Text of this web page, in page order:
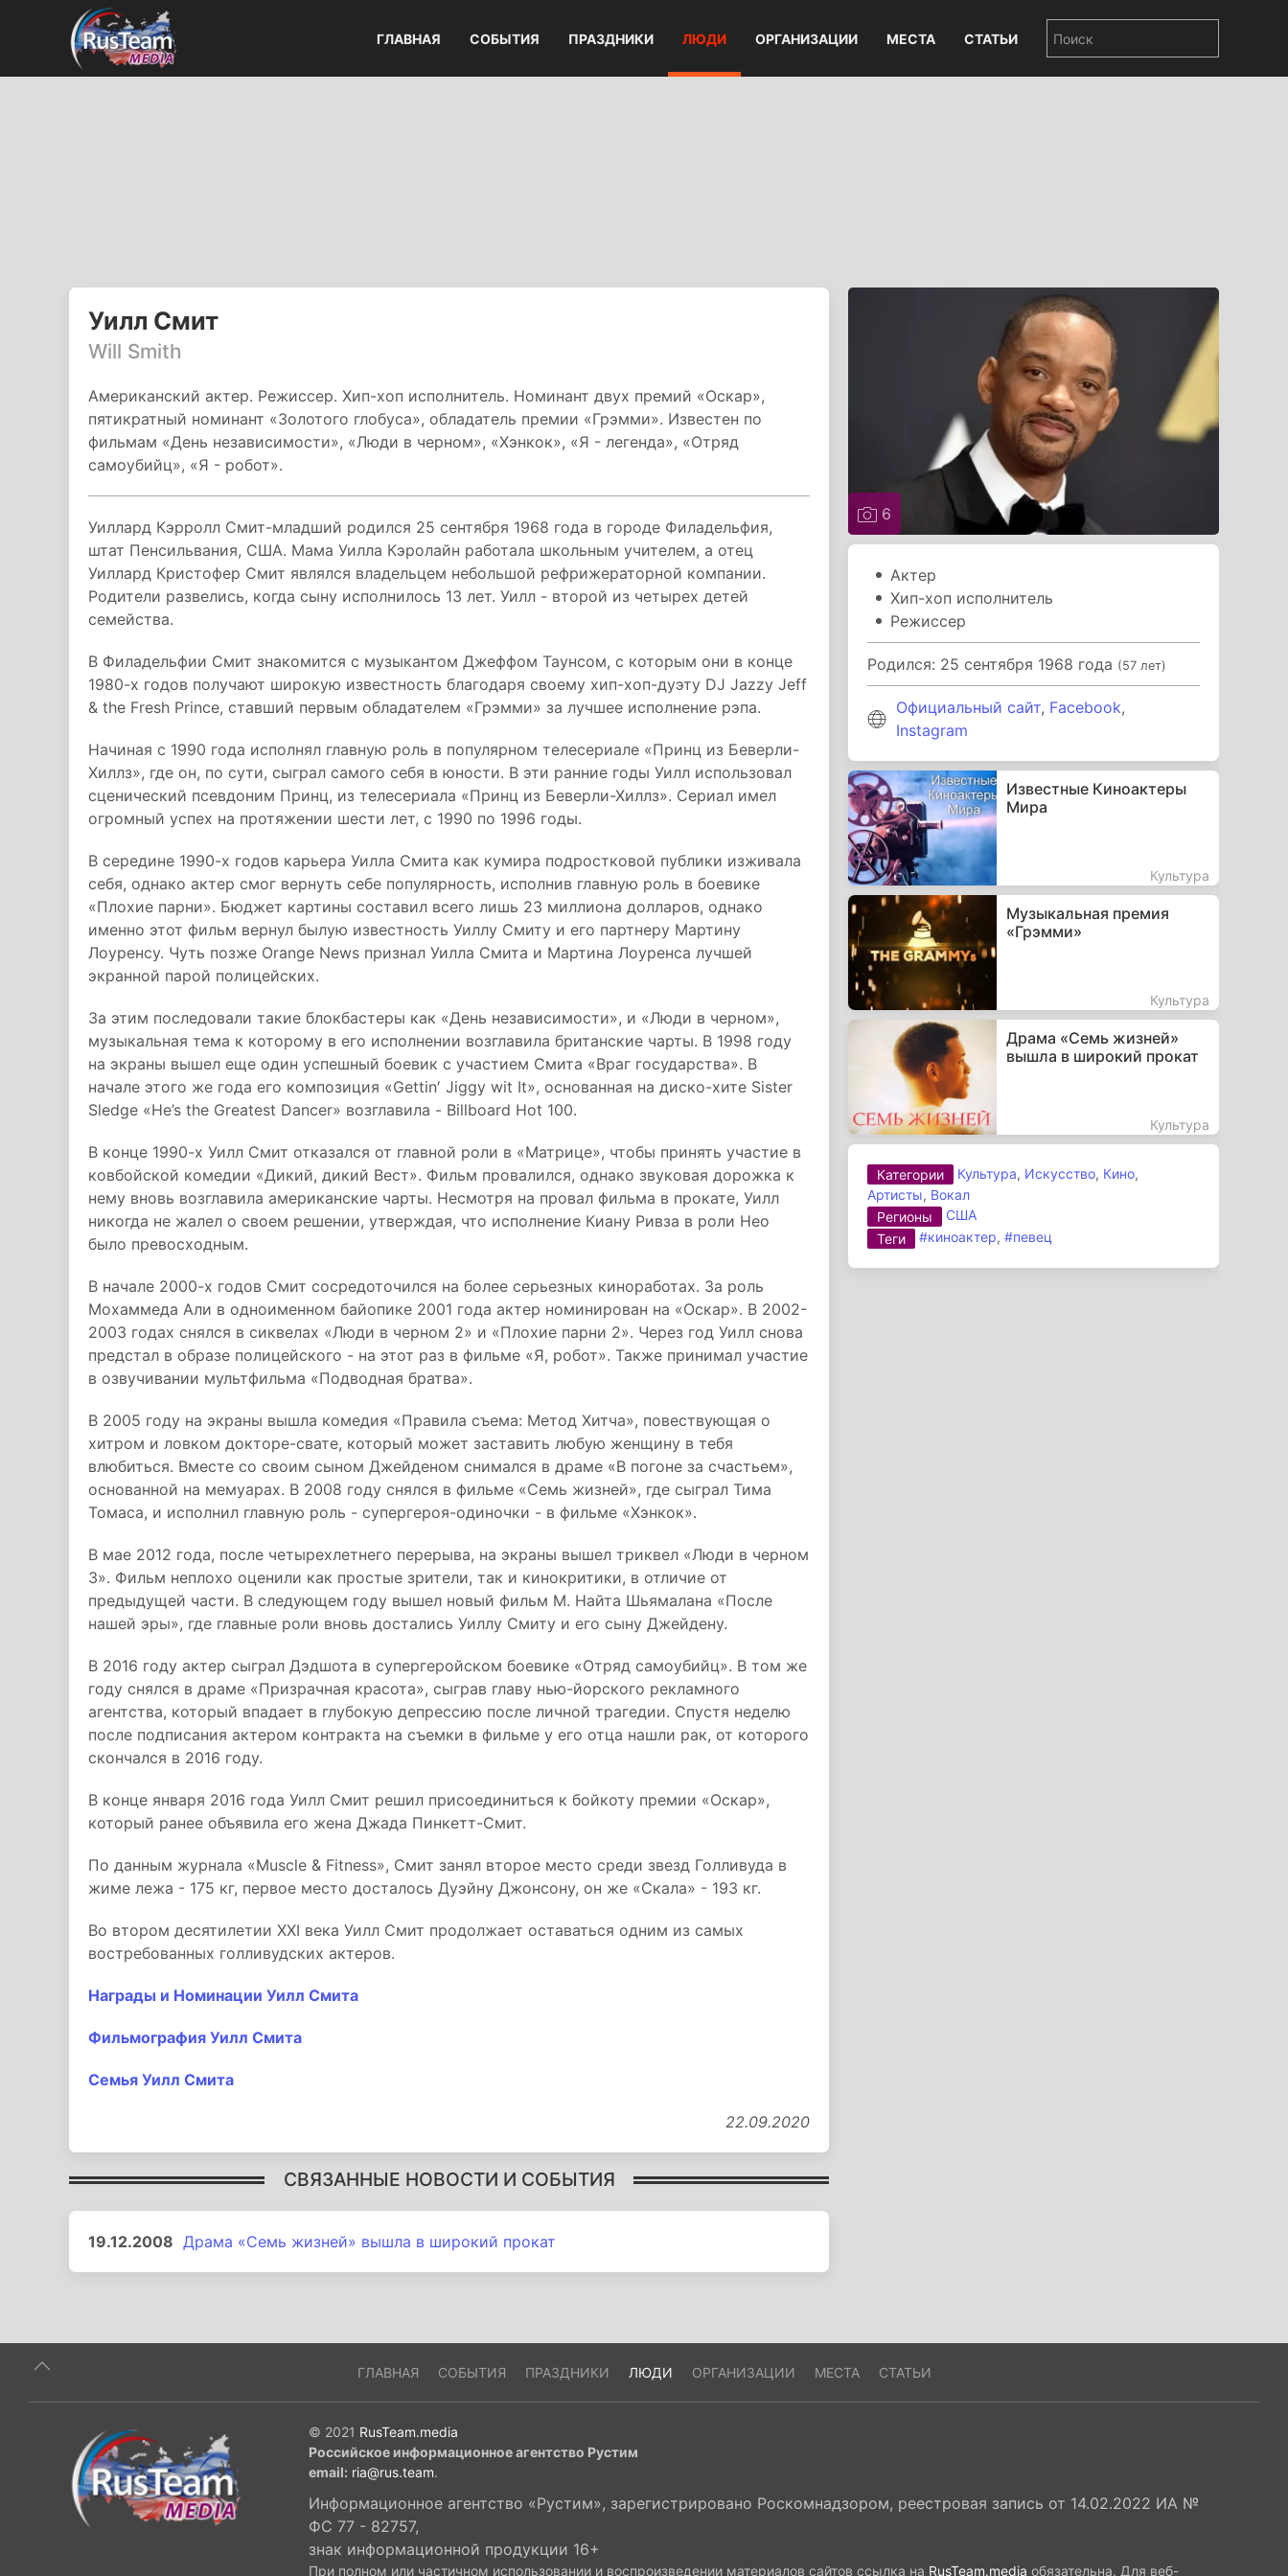
ГЛАВНАЯ СОБЫТИЯ ПРАЗДНИКИ ЛЮДИ ОРГАНИЗАЦИИ МЕСТА СТАТЬИ
Уилл Смит
Will Smith
Американский актер. Режиссер. Хип-хоп исполнитель. Номинант двух премий «Оскар»,
пятикратный номинант «Золотого глобуса», обладатель премии «Грэмми». Известен по
фильмам «День независимости», «Люди в черном», «Хэнкок», «Я - легенда», «Отряд
самоубийц», «Я - робот».
Уиллард Кэрролл Смит-младший родился 25 сентября 1968 года в городе Филадельфия,
штат Пенсильвания, США. Мама Уилла Кэролайн работала школьным учителем, а отец
Уиллард Кристофер Смит являлся владельцем небольшой рефрижераторной компании.
Родители развелись, когда сыну исполнилось 13 лет. Уилл - второй из четырех детей
семейства.
В Филадельфии Смит знакомится с музыкантом Джеффом Таунсом, с которым они в конце
1980-х годов получают широкую известность благодаря своему хип-хоп-дуэту DJ Jazzy Jeff
& the Fresh Prince, ставший первым обладателем «Грэмми» за лучшее исполнение рэпа.
Начиная с 1990 года исполнял главную роль в популярном телесериале «Принц из Беверли-
Хиллз», где он, по сути, сыграл самого себя в юности. В эти ранние годы Уилл использовал
сценический псевдоним Принц, из телесериала «Принц из Беверли-Хиллз». Сериал имел
огромный успех на протяжении шести лет, с 1990 по 1996 годы.
В середине 1990-х годов карьера Уилла Смита как кумира подростковой публики изживала
себя, однако актер смог вернуть себе популярность, исполнив главную роль в боевике
«Плохие парни». Бюджет картины составил всего лишь 23 миллиона долларов, однако
именно этот фильм вернул былую известность Уиллу Смиту и его партнеру Мартину
Лоуренсу. Чуть позже Orange News признал Уилла Смита и Мартина Лоуренса лучшей
экранной парой полицейских.
За этим последовали такие блокбастеры как «День независимости», и «Люди в черном»,
музыкальная тема к которому в его исполнении возглавила британские чарты. В 1998 году
на экраны вышел еще один успешный боевик с участием Смита «Враг государства». В
начале этого же года его композиция «Gettin′ Jiggy wit It», основанная на диско-хите Sister
Sledge «He’s the Greatest Dancer» возглавила - Billboard Hot 100.
В конце 1990-х Уилл Смит отказался от главной роли в «Матрице», чтобы принять участие в
ковбойской комедии «Дикий, дикий Вест». Фильм провалился, однако звуковая дорожка к
нему вновь возглавила американские чарты. Несмотря на провал фильма в прокате, Уилл
никогда не жалел о своем решении, утверждая, что исполнение Киану Ривза в роли Нео
было превосходным.
В начале 2000-х годов Смит сосредоточился на более серьезных киноработах. За роль
Мохаммеда Али в одноименном байопике 2001 года актер номинирован на «Оскар». В 2002-
2003 годах снялся в сиквелах «Люди в черном 2» и «Плохие парни 2». Через год Уилл снова
предстал в образе полицейского - на этот раз в фильме «Я, робот». Также принимал участие
в озвучивании мультфильма «Подводная братва».
В 2005 году на экраны вышла комедия «Правила съема: Метод Хитча», повествующая о
хитром и ловком докторе-свате, который может заставить любую женщину в тебя
влюбиться. Вместе со своим сыном Джейденом снимался в драме «В погоне за счастьем»,
основанной на мемуарах. В 2008 году снялся в фильме «Семь жизней», где сыграл Тима
Томаса, и исполнил главную роль - супергероя-одиночки - в фильме «Хэнкок».
В мае 2012 года, после четырехлетнего перерыва, на экраны вышел триквел «Люди в черном
3». Фильм неплохо оценили как простые зрители, так и кинокритики, в отличие от
предыдущей части. В следующем году вышел новый фильм М. Найта Шьямалана «После
нашей эры», где главные роли вновь достались Уиллу Смиту и его сыну Джейдену.
В 2016 году актер сыграл Дэдшота в супергеройском боевике «Отряд самоубийц». В том же
году снялся в драме «Призрачная красота», сыграв главу нью-йорского рекламного
агентства, который впадает в глубокую депрессию после личной трагедии. Спустя неделю
после подписания актером контракта на съемки в фильме у его отца нашли рак, от которого
скончался в 2016 году.
В конце января 2016 года Уилл Смит решил присоединиться к бойкоту премии «Оскар»,
который ранее объявила его жена Джада Пинкетт-Смит.
По данным журнала «Muscle & Fitness», Смит занял второе место среди звезд Голливуда в
жиме лежа - 175 кг, первое место досталось Дуэйну Джонсону, он же «Скала» - 193 кг.
Во втором десятилетии XXI века Уилл Смит продолжает оставаться одним из самых
востребованных голливудских актеров.
Награды и Номинации Уилл Смита
Фильмография Уилл Смита
Семья Уилл Смита
22.09.2020
СВЯЗАННЫЕ НОВОСТИ И СОБЫТИЯ
19.12.2008 Драма «Семь жизней» вышла в широкий прокат
6
Актер
Хип-хоп исполнитель
Режиссер
Родился: 25 сентября 1968 года (57 лет)
Официальный сайт, Facebook,
Instagram
Известные Киноактеры
Мира
Культура
Музыкальная премия
«Грэмми»
Культура
Драма «Семь жизней»
вышла в широкий прокат
Культура
Категории Культура, Искусство, Кино,
Артисты, Вокал
Регионы
США
Теги
#киноактер,#певец
ГЛАВНАЯ СОБЫТИЯ ПРАЗДНИКИ ЛЮДИ ОРГАНИЗАЦИИ МЕСТА СТАТЬИ
© 2021 RusTeam.media
Российское информационное агентство Рустим
email: ria@rus.team.
Информационное агентство «Рустим», зарегистрировано Роскомнадзором, реестровая запись от 14.02.2022 ИА №
ФС 77 - 82757,
знак информационной продукции 16+
При полном или частичном использовании и воспроизведении материалов сайтов ссылка на RusTeam.media обязательна. Для веб-